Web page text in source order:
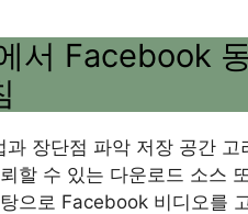
서 Facebook
장단점 파악 저장 공간
할 수 있는 다운로드 소스
으로 Facebook 비디오를